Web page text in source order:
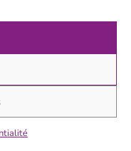
cette capacité à
trop chargé.
ordinaire. »